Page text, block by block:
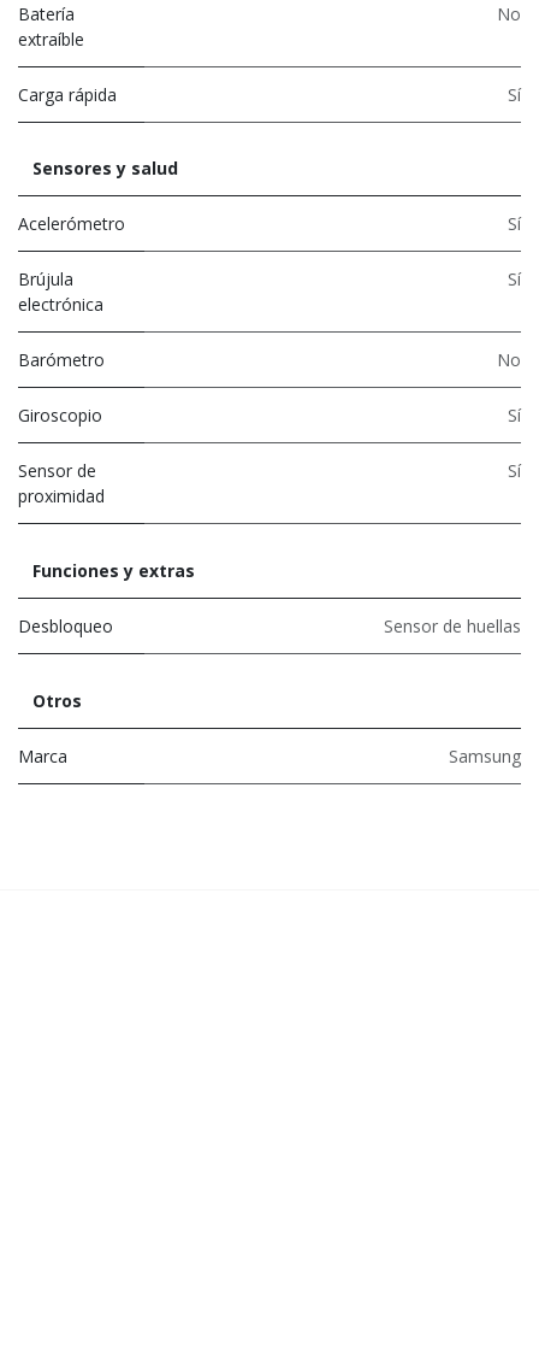
Batería
extraíble
No
Carga rápida Sí
Sensores y salud
Acelerómetro Sí
Brújula
electrónica
Sí
Barómetro No
Giroscopio Sí
Sensor de
proximidad
Sí
Funciones y extras
Desbloqueo Sensor de huellas
Otros
Marca Samsung